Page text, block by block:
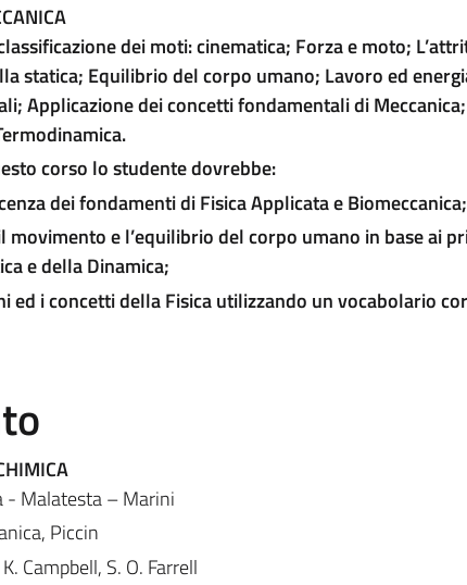
dei moti: cinematica; Forza e moto;
statica; Equilibrio del corpo umano; Lavoro ed
Applicazione dei concetti fondamentali di Meccanica;
corso lo studente dovrebbe:
dei fondamenti di FisicaApplicata e Biomeccanica;
movimento e l’equilibrio del corpo umano in base ai
edella Dinamica;
ed i concetti della Fisicautilizzando un vocabolario
- Malatesta – Marini
Piccin
Campbell, S. O. Farrell